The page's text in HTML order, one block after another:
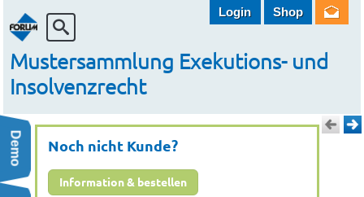
Mustersammlung Exekutions- und
Insolvenzrecht
Login Shop
Demo Noch nicht Kunde?
Information & bestellen